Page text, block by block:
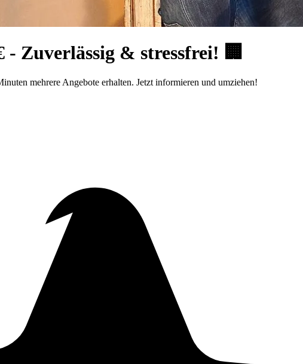
Zuverlässig & stressfrei! 🏢
mehrere Angebote erhalten. Jetzt informieren und umziehen!